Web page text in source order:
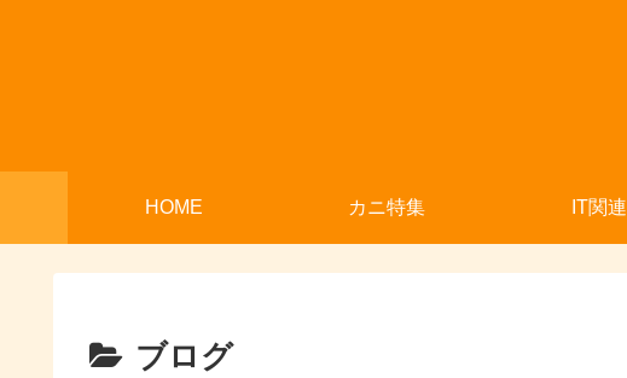
HOME カニ特集 IT関連
ブログ